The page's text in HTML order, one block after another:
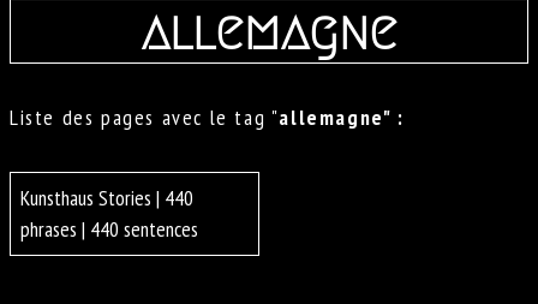
allemagne
Liste des pages avec le tag "allemagne" :
Kunsthaus Stories | 440
phrases | 440 sentences